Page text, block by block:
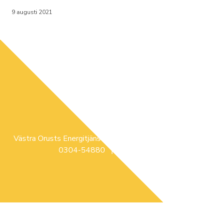
9 augusti 2021
Västra Orusts Energitjänst | Glimsåsvägen 3, ELLÖS |
0304-54880 |